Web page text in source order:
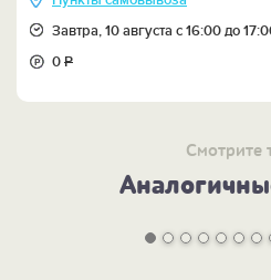
Завтра, 10 августа с 16:00 до
0Р
Смотрите